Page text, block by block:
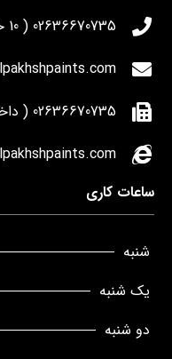
02636670735 ( 10 خط )
02636670735 ( داخلی 126 )
ساعات کاری
شنبه
یک شنبه
دو شنبه